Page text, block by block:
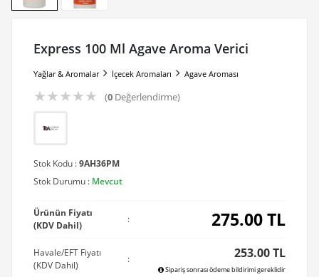
Express 100 Ml Agave Aroma Verici
Yağlar & Aromalar İçecek Aromaları Agave Aroması
★★★★★ (0Değerlendirme)
Stok Kodu :9AH36PM
Stok Durumu : Mevcut
Ürünün Fiyatı
(KDV Dahil)
: 275.00TL
Havale/EFT Fiyatı
(KDV Dahil)
: 253.00 TL
Sipariş sonrası ödeme bildirimi gereklidir